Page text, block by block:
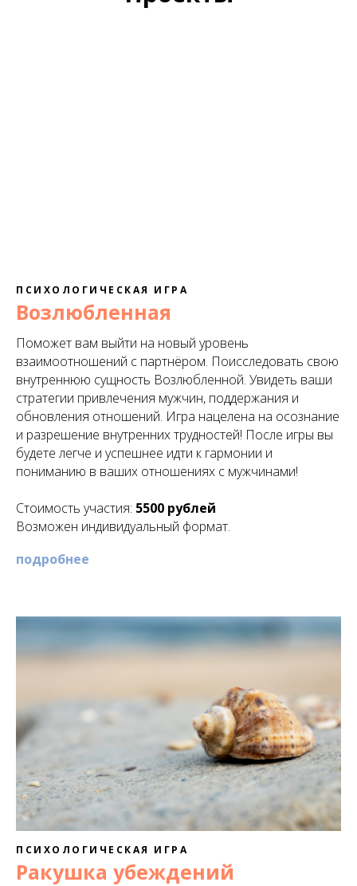
ПСИХОЛОГИЧЕСКАЯ ИГРА
Возлюбленная
Поможет вам выйти на новый уровень
взаимоотношений с партнёром. Поисследовать свою
внутреннюю сущность Возлюбленной. Увидеть ваши
стратегии привлечения мужчин, поддержания и
обновления отношений. Игра нацелена на осознание
и разрешение внутренних трудностей! После игры вы
будете легче и успешнее идти к гармонии и
пониманию в ваших отношениях с мужчинами!
Стоимость участия: 5500 рублей
Возможен индивидуальный формат.
подробнее
ПСИХОЛОГИЧЕСКАЯ ИГРА
Ракушка убеждений